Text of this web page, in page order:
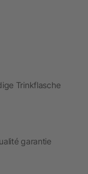
Trinkflasche
garantie